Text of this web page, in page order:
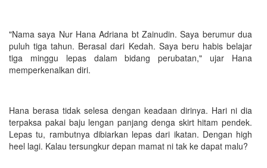
"Nama saya Nur Hana Adriana bt Zainudin. Saya berumur dua
puluh tiga tahun. Berasal dari Kedah. Saya beru habis belajar
tiga minggu lepas dalam bidang perubatan," ujar Hana
memperkenalkan diri.
Hana berasa tidak selesa dengan keadaan dirinya. Hari ni dia
terpaksa pakai baju lengan panjang denga skirt hitam pendek.
Lepas tu, rambutnya dibiarkan lepas dari ikatan. Dengan high
heel lagi. Kalau tersungkur depan mamat ni tak ke dapat malu?